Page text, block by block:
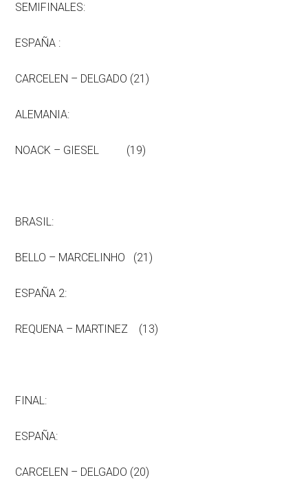
SEMIFINALES:
ESPAÑA :
CARCELEN – DELGADO (21)
ALEMANIA:
NOACK – GIESEL (19)
BRASIL:
BELLO – MARCELINHO (21)
ESPAÑA 2:
REQUENA – MARTINEZ (13)
FINAL:
ESPAÑA:
CARCELEN – DELGADO (20)